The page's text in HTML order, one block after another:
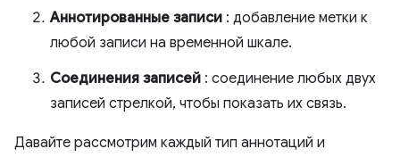
Аннотированные записи : добавление метки к
любой записи на временной шкале.
Соединения записей : соединение любых двух
записей стрелкой, чтобы показать их связь.
Давайте рассмотрим каждый тип аннотаций и